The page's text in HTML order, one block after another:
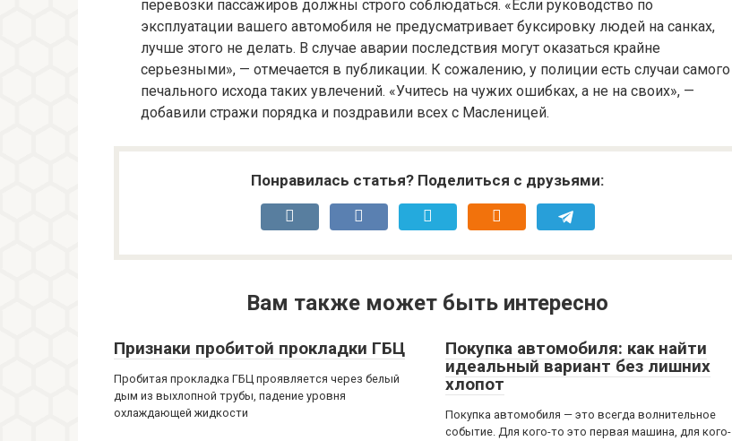
перевозки пассажиров должны строго соблюдаться. «Если руководство по
эксплуатации вашего автомобиля не предусматривает буксировку людей на санках,
лучше этого не делать. В случае аварии последствия могут оказаться крайне
серьезными», — отмечается в публикации. К сожалению, у полиции есть случаи самого
печального исхода таких увлечений. «Учитесь на чужих ошибках, а не на своих», —
добавили стражи порядка и поздравили всех с Масленицей.
Понравилась статья? Поделиться с друзьями:
Вам также может быть интересно
Признаки пробитой прокладки ГБЦ
Пробитая прокладка ГБЦ проявляется через белый
дым из выхлопной трубы, падение уровня
охлаждающей жидкости
Покупка автомобиля: как найти
идеальный вариант без лишних
хлопот
Покупка автомобиля — это всегда волнительное
событие. Для кого-то это первая машина, для кого-